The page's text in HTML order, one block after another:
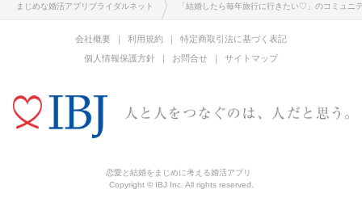
まじめな婚活アプリブライダルネット 「結婚したら毎年旅行に行きたい♡」のコミュニ
会社概要 利用規約
特定商取引法に基づく表記
個人情報保護方針
お問合せ サイトマップ
恋愛と結婚をまじめに考える婚活アプリ
Copyright © IBJ Inc. All rights reserved.